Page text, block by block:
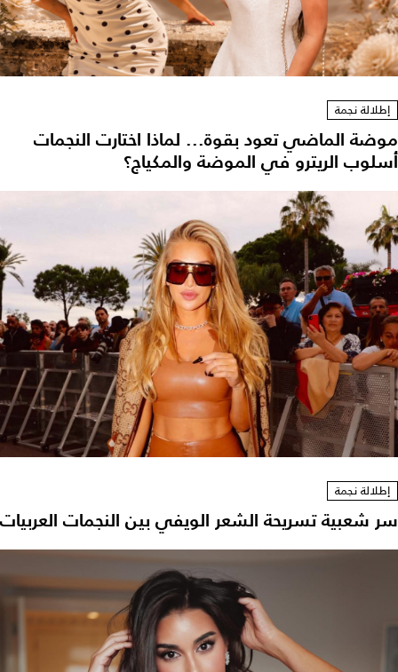
إطلالة نجمة
موضة الماضي تعود بقوة... لماذا اختارت النجمات
أسلوب الريترو في الموضة والمكياج؟
إطلالة نجمة
سر شعبية تسريحة الشعر الويفي بين النجمات العربيات